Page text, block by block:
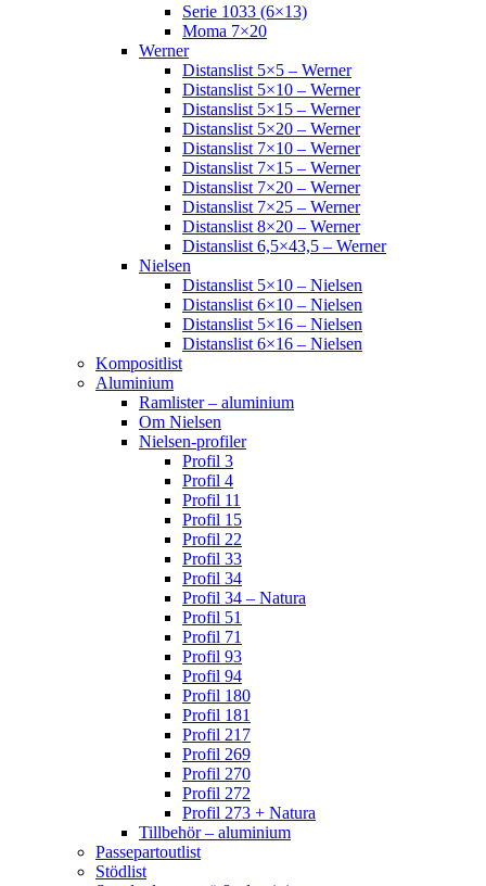
Serie 1033 (6×13)
Moma 7×20
Werner
Distanslist 5×5 – Werner
Distanslist 5×10 – Werner
Distanslist 5×15 – Werner
Distanslist 5×20 – Werner
Distanslist 7×10 – Werner
Distanslist 7×15 – Werner
Distanslist 7×20 – Werner
Distanslist 7×25 – Werner
Distanslist 8×20 – Werner
Distanslist 6,5×43,5 – Werner
Nielsen
Distanslist 5×10 – Nielsen
Distanslist 6×10 – Nielsen
Distanslist 5×16 – Nielsen
Distanslist 6×16 – Nielsen
Kompositlist
Aluminium
Ramlister – aluminium
Om Nielsen
Nielsen-profiler
Profil 3
Profil 4
Profil 11
Profil 15
Profil 22
Profil 33
Profil 34
Profil 34 – Natura
Profil 51
Profil 71
Profil 93
Profil 94
Profil 180
Profil 181
Profil 217
Profil 269
Profil 270
Profil 272
Profil 273 + Natura
Tillbehör – aluminium
Passepartoutlist
Stödlist